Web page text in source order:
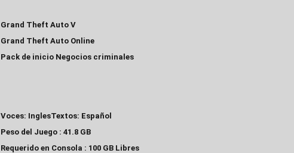
Grand Theft Auto V
Grand Theft Auto Online
Pack de inicio Negocios criminales
Voces: InglesTextos: Español
Peso del Juego : 41.8 GB
Requerido en Consola : 100 GB Libres